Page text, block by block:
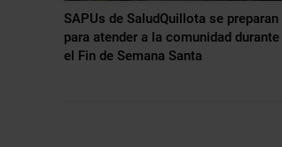
SAPUs de SaludQuillota se preparan
para atender a la comunidad durante
el Fin de Semana Santa